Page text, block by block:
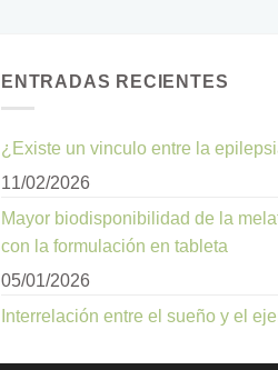
ENTRADAS RECIENTES
¿Existe un vinculo entre la
11/02/2026
Mayor biodisponibilidad de la
con la formulación en tableta
05/01/2026
Interrelación entre el sueño y el